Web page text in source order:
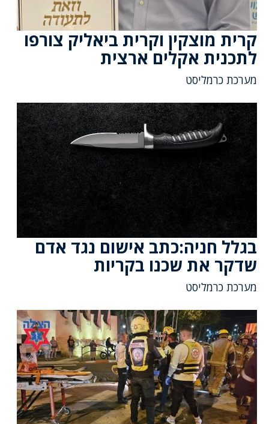
קרית מוצקין וקרית ביאליק צורפו
לתכנית אקלים ארצית
מערכת כרמליסט
בגלל חניה:כתב אישום נגד אדם
שדקר את שכנו בקריות
מערכת כרמליסט